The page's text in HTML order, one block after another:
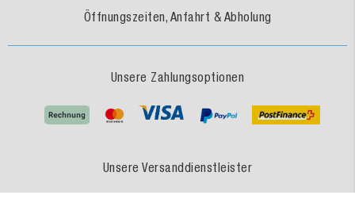
Öffnungszeiten, Anfahrt & Abholung
Unsere Zahlungsoptionen
Unsere Versanddienstleister